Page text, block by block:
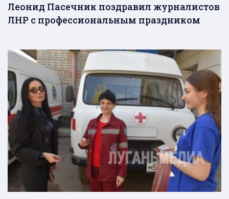
Леонид Пасечник поздравил журналистов
ЛНР с профессиональным праздником